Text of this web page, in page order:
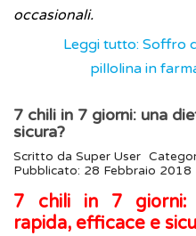
occasionali.
Leggi tutto: Soffro
pillolina in
7 chili in 7 giorni: una
sicura?
Scritto da Super User
Pubblicato: 28 Febbraio 2018
7 chili in 7 giorni:
rapida, efficace e